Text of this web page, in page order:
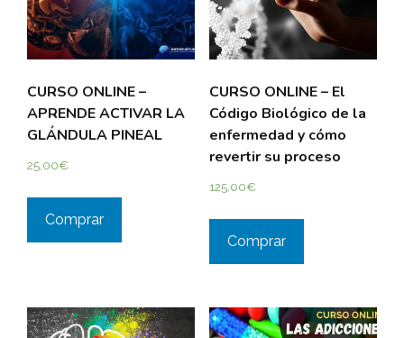
CURSO ONLINE –
APRENDE ACTIVAR LA
GLÁNDULA PINEAL
25,00€
Comprar
CURSO ONLINE – El
Código Biológico de la
enfermedad y cómo
revertir su proceso
125,00€
Comprar